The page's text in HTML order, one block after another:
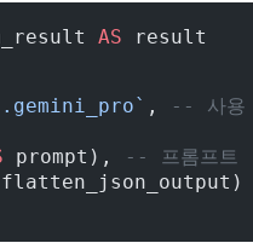
AS result
,
-- 사용
prompt),
-- 프롬프트